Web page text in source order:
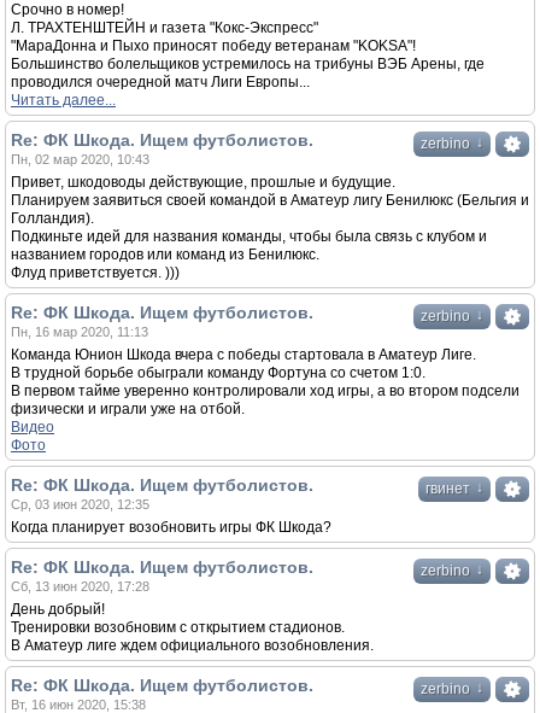
Срочно в номер!
Л. ТРАХТЕНШТЕЙН и газета "Кокс-Экспресс"
"МараДонна и Пыхо приносят победу ветеранам "KOKSA"!
Большинство болельщиков устремилось на трибуны ВЭБ Арены, где
проводился очередной матч Лиги Европы...
Читать далее...
zerbino ↓
Re: ФК Шкода. Ищем футболистов.
Пн, 02 мар 2020, 10:43
Привет, шкодоводы действующие, прошлые и будущие.
Планируем заявиться своей командой в Аматеур лигу Бенилюкс (Бельгия и
Голландия).
Подкиньте идей для названия команды, чтобы была связь с клубом и
названием городов или команд из Бенилюкс.
Флуд приветствуется. )))
zerbino ↓
Re: ФК Шкода. Ищем футболистов.
Пн, 16 мар 2020, 11:13
Команда Юнион Шкода вчера с победы стартовала в Аматеур Лиге.
В трудной борьбе обыграли команду Фортуна со счетом 1:0.
В первом тайме уверенно контролировали ход игры, а во втором подсели
физически и играли уже на отбой.
Видео
Фото
гвинет ↓
Re: ФК Шкода. Ищем футболистов.
Ср, 03 июн 2020, 12:35
Когда планирует возобновить игры ФК Шкода?
zerbino ↓
Re: ФК Шкода. Ищем футболистов.
Сб, 13 июн 2020, 17:28
День добрый!
Тренировки возобновим с открытием стадионов.
В Аматеур лиге ждем официального возобновления.
zerbino ↓
Re: ФК Шкода. Ищем футболистов.
Вт, 16 июн 2020, 15:38